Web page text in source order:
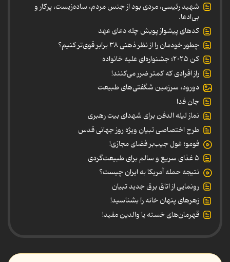
شهید رئیسی، مردی بود از جنس مردم، ساده‌زیست، پرکار و
بی‌ادعا.
کدهای پیشواز پویش چله دعای عهد
چطور خودمان را از نظر ذهنی ۳۸ برابر قوی‌تر کنیم؟
کن ۲۰۲۵؛ جشنواره‌ای علیه خانواده
راز افرادی که کمتر ضرر می‌کنند!
دورود، سرزمین شگفتی‌های طبیعت
جان فدا
نماز لیله الدفن برای شهدای بیت رهبری
طرح اختصاصی تبیان ویژه روز جهانی قدس
فومو؛ غول جیب‌بر فضای مجازی!
۵ غذای سریع و سالم برای طبیعت‌گردی
نتیجه حمله آمریکا به ایران چیست؟
رونمایی از اتاق برق جدید تبیان
زهرهای پنهان خانه را بشناسید!
قهرمان‌های خسته یا والدین مفید!